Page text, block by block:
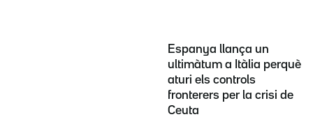
Espanya llança un
ultimàtum a Itàlia perquè
aturi els controls
fronterers per la crisi de
Ceuta